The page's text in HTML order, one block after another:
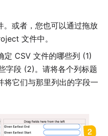
或者，您也可以通过拖放
文件中。
定 CSV 文件的哪些列 (1)
字段 (2)。请将各个列标题
将它们与那里列出的字段一